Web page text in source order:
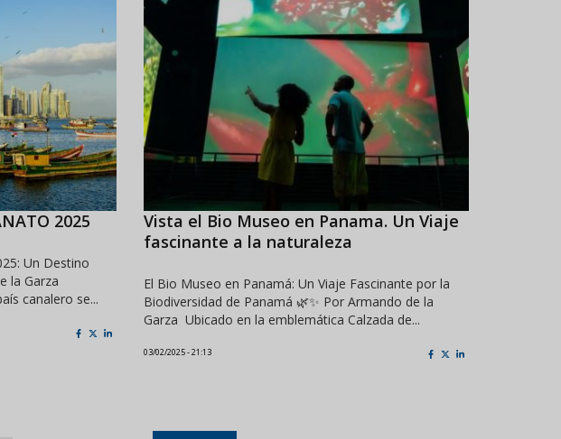
2025
Un Destino
la Garza
canalero se...
Vista el Bio Museo en Panama. Un Viaje
fascinante a la naturaleza
El Bio Museo en Panamá: Un Viaje Fascinante por la
Biodiversidad de Panamá 🌿✨ Por Armando de la
Garza Ubicado en la emblemática Calzada de...
03/02/2025 - 21:13